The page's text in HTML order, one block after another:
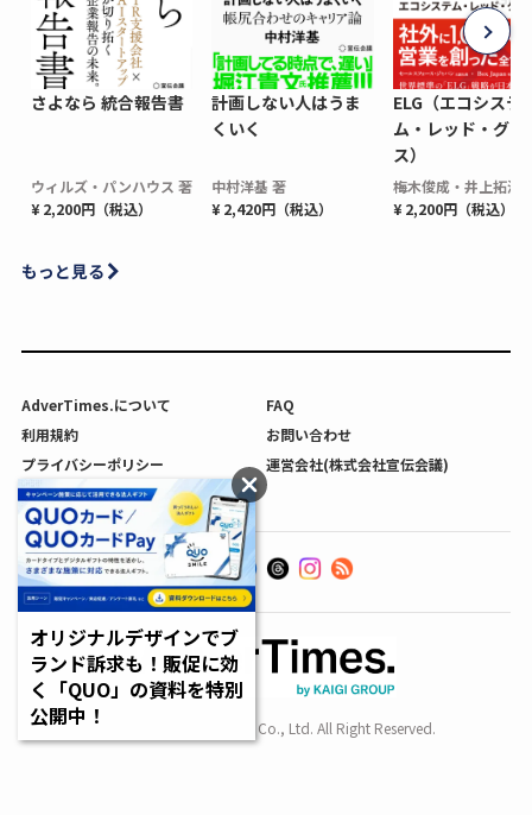
さよなら 統合報告書
ウィルズ・パンハウス 著
¥ 2,200円（税込）
計画しない人はうま
くいく
中村洋基 著
¥ 2,420円（税込）
ELG（エコシステ
ム・レッド・グロ
ス）
梅木俊成・井上拓海
¥ 2,200円（税込）
もっと見る
AdverTimes.について
FAQ
利用規約
お問い合わせ
プライバシーポリシー
運営会社(株式会社宣伝会議)
利用者情報の外部送信について
Copyright SENDENKAIGI Co., Ltd. All Right Reserved.
オリジナルデザインでブ
ランド訴求も！販促に効
く「QUO」の資料を特別
公開中！